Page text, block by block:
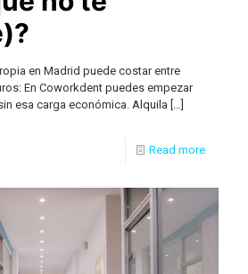
en Madrid puede costar entre
En Coworkdent puedes empezar
esa carga económica. Alquila […]
Read more